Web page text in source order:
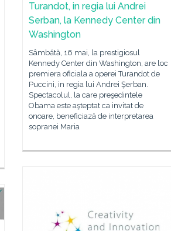
Turandot, in regia lui Andrei
Serban, la Kennedy Center din
Washington
Sâmbătă, 16 mai, la prestigiosul
Kennedy Center din Washington, are loc
premiera oficiala a operei Turandot de
Puccini, in regia lui Andrei Şerban.
Spectacolul, la care preşedintele
Obama este aşteptat ca invitat de
onoare, beneficiază de interpretarea
sopranei Maria